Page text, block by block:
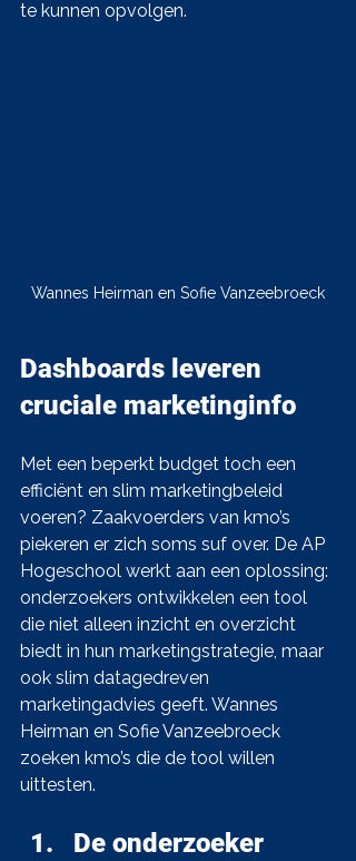
te kunnen opvolgen.
Wannes Heirman en Sofie Vanzeebroeck
Dashboards leveren
cruciale marketinginfo
Met een beperkt budget toch een
efficiënt en slim marketingbeleid
voeren? Zaakvoerders van kmo’s
piekeren er zich soms suf over. De AP
Hogeschool werkt aan een oplossing:
onderzoekers ontwikkelen een tool
die niet alleen inzicht en overzicht
biedt in hun marketingstrategie, maar
ook slim datagedreven
marketingadvies geeft. Wannes
Heirman en Sofie Vanzeebroeck
zoeken kmo’s die de tool willen
uittesten.
De onderzoeker